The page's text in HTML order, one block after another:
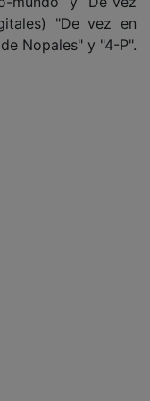
"De vez en
Nopales" y "4-P".